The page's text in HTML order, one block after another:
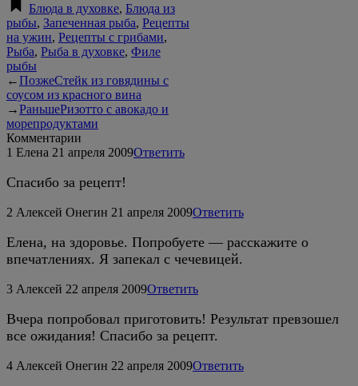
Блюда в духовке, Блюда из
рыбы, Запеченная рыба, Рецепты
на ужин, Рецепты с грибами,
Рыба, Рыба в духовке, Филе
рыбы
←ПозжеСтейк из говядины с
соусом из красного вина
→РаньшеРизотто с авокадо и
морепродуктами
Комментарии
1 Елена 21 апреля 2009Ответить
Спасибо за рецепт!
2 Алексей Онегин 21 апреля 2009Ответить
Елена, на здоровье. Попробуете — расскажите о
впечатлениях. Я запекал с чечевицей.
3 Алексей 22 апреля 2009Ответить
Вчера попробовал приготовить! Результат превзошел
все ожидания! Спасибо за рецепт.
4 Алексей Онегин 22 апреля 2009Ответить